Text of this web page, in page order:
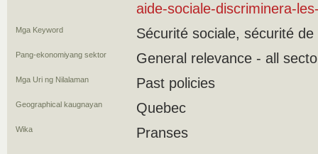
aide-sociale-discriminera-
Mga Keyword Sécurité sociale, sécurité de
Pang-ekonomiyang sektor General relevance - all
Mga Uri ng Nilalaman Past policies
Geographical kaugnayan Quebec
Wika Pranses